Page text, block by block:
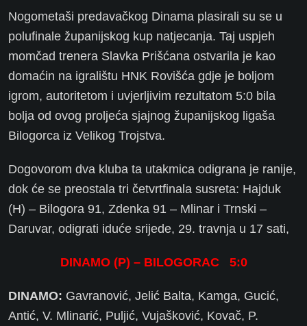
Nogometaši predavačkog Dinama plasirali su se u
polufinale županijskog kup natjecanja. Taj uspjeh
momčad trenera Slavka Prišćana ostvarila je kao
domaćin na igralištu HNK Rovišća gdje je boljom
igrom, autoritetom i uvjerljivim rezultatom 5:0 bila
bolja od ovog proljeća sjajnog županijskog ligaša
Bilogorca iz Velikog Trojstva.
Dogovorom dva kluba ta utakmica odigrana je ranije,
dok će se preostala tri četvrtfinala susreta: Hajduk
(H) – Bilogora 91, Zdenka 91 – Mlinar i Trnski –
Daruvar, odigrati iduće srijede, 29. travnja u 17 sati,
DINAMO (P) – BILOGORAC 5:0
DINAMO: Gavranović, Jelić Balta, Kamga, Gucić,
Antić, V. Mlinarić, Puljić, Vujašković, Kovač, P.